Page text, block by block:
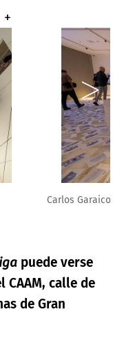
puede verse
CAAM, calle de
de Gran